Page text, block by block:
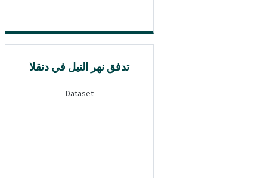
تدفق نهر النيل في دنقلا
Dataset